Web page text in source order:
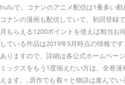
huluで、コナンのアニメ配信は1番多い動
コナンの漫画も配信していて、初回登録
月もらえる1200ポイントを使えば相当
している作品は2019年5月時点の情報で
ありますので、詳細は各公式ホームペー
ミックスをもう1度揃えたい方は、全巻
えます。, 原作でも着々と物語は進んで